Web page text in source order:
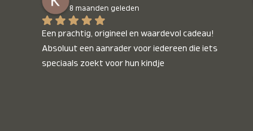
8 maanden geleden
Een prachtig, origineel en waardevol cadeau!
Absoluut een aanrader voor iedereen die iets
speciaals zoekt voor hun kindje